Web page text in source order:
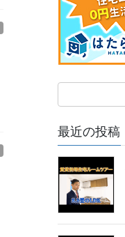
最近の投稿